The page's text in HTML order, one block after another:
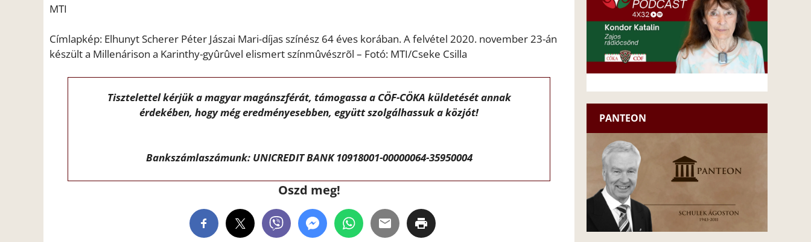
MTI
Címlapkép: Elhunyt Scherer Péter Jászai Mari-díjas színész 64 éves korában. A felvétel 2020. november 23-án
készült a Millenárison a Karinthy-gyûrûvel elismert színmûvészrõl – Fotó: MTI/Cseke Csilla
Tisztelettel kérjük a magyar magánszférát, támogassa a CÖF-CÖKA küldetését annak
érdekében, hogy még eredményesebben, együtt szolgálhassuk a közjót!
Bankszámlaszámunk: UNICREDIT BANK 10918001-00000064-35950004
Oszd meg!
PANTEON